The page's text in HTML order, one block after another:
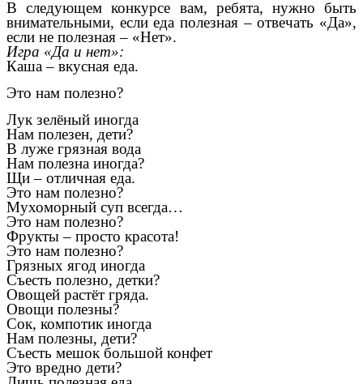
В следующем конкурсе вам, ребята, нужно быть
внимательными, если еда полезная – отвечать «Да»,
если не полезная – «Нет».
Игра «Да и нет»:
Каша – вкусная еда.
Это нам полезно?
Лук зелёный иногда
Нам полезен, дети?
В луже грязная вода
Нам полезна иногда?
Щи – отличная еда.
Это нам полезно?
Мухоморный суп всегда…
Это нам полезно?
Фрукты – просто красота!
Это нам полезно?
Грязных ягод иногда
Съесть полезно, детки?
Овощей растёт гряда.
Овощи полезны?
Сок, компотик иногда
Нам полезны, дети?
Съесть мешок большой конфет
Это вредно дети?